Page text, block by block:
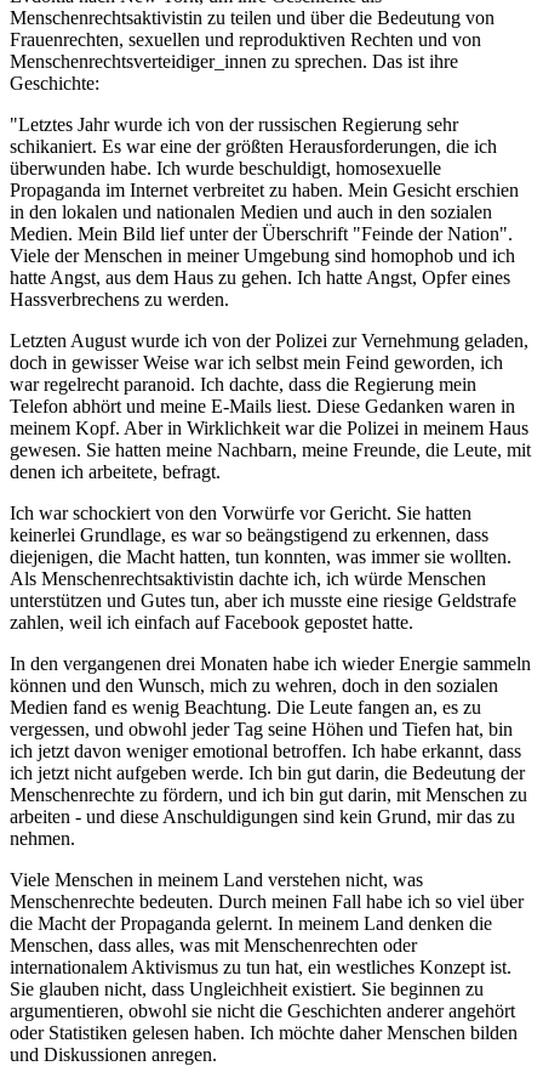
Menschenrechtsaktivistin zu teilen und über die Bedeutung von
Frauenrechten, sexuellen und reproduktiven Rechten und von
Menschenrechtsverteidiger_innen zu sprechen. Das ist ihre
Geschichte:
"Letztes Jahr wurde ich von der russischen Regierung sehr
schikaniert. Es war eine der größten Herausforderungen, die ich
überwunden habe. Ich wurde beschuldigt, homosexuelle
Propaganda im Internet verbreitet zu haben. Mein Gesicht erschien
in den lokalen und nationalen Medien und auch in den sozialen
Medien. Mein Bild lief unter der Überschrift "Feinde der Nation".
Viele der Menschen in meiner Umgebung sind homophob und ich
hatte Angst, aus dem Haus zu gehen. Ich hatte Angst, Opfer eines
Hassverbrechens zu werden.
Letzten August wurde ich von der Polizei zur Vernehmung geladen,
doch in gewisser Weise war ich selbst mein Feind geworden, ich
war regelrecht paranoid. Ich dachte, dass die Regierung mein
Telefon abhört und meine E-Mails liest. Diese Gedanken waren in
meinem Kopf. Aber in Wirklichkeit war die Polizei in meinem Haus
gewesen. Sie hatten meine Nachbarn, meine Freunde, die Leute, mit
denen ich arbeitete, befragt.
Ich war schockiert von den Vorwürfe vor Gericht. Sie hatten
keinerlei Grundlage, es war so beängstigend zu erkennen, dass
diejenigen, die Macht hatten, tun konnten, was immer sie wollten.
Als Menschenrechtsaktivistin dachte ich, ich würde Menschen
unterstützen und Gutes tun, aber ich musste eine riesige Geldstrafe
zahlen, weil ich einfach auf Facebook gepostet hatte.
In den vergangenen drei Monaten habe ich wieder Energie sammeln
können und den Wunsch, mich zu wehren, doch in den sozialen
Medien fand es wenig Beachtung. Die Leute fangen an, es zu
vergessen, und obwohl jeder Tag seine Höhen und Tiefen hat, bin
ich jetzt davon weniger emotional betroffen. Ich habe erkannt, dass
ich jetzt nicht aufgeben werde. Ich bin gut darin, die Bedeutung der
Menschenrechte zu fördern, und ich bin gut darin, mit Menschen zu
arbeiten - und diese Anschuldigungen sind kein Grund, mir das zu
nehmen.
Viele Menschen in meinem Land verstehen nicht, was
Menschenrechte bedeuten. Durch meinen Fall habe ich so viel über
die Macht der Propaganda gelernt. In meinem Land denken die
Menschen, dass alles, was mit Menschenrechten oder
internationalem Aktivismus zu tun hat, ein westliches Konzept ist.
Sie glauben nicht, dass Ungleichheit existiert. Sie beginnen zu
argumentieren, obwohl sie nicht die Geschichten anderer angehört
oder Statistiken gelesen haben. Ich möchte daher Menschen bilden
und Diskussionen anregen.